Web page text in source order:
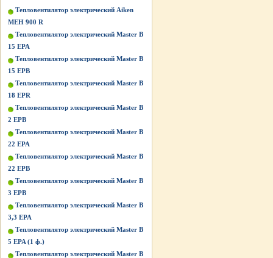
Тепловентилятор электрический Aiken
MEH 900 R
Тепловентилятор электрический Master B
15 EPA
Тепловентилятор электрический Master B
15 EPB
Тепловентилятор электрический Master B
18 EPR
Тепловентилятор электрический Master B
2 EPB
Тепловентилятор электрический Master B
22 EPA
Тепловентилятор электрический Master B
22 EPB
Тепловентилятор электрический Master B
3 EPB
Тепловентилятор электрический Master B
3,3 EPA
Тепловентилятор электрический Master B
5 EPA (1 ф.)
Тепловентилятор электрический Master B